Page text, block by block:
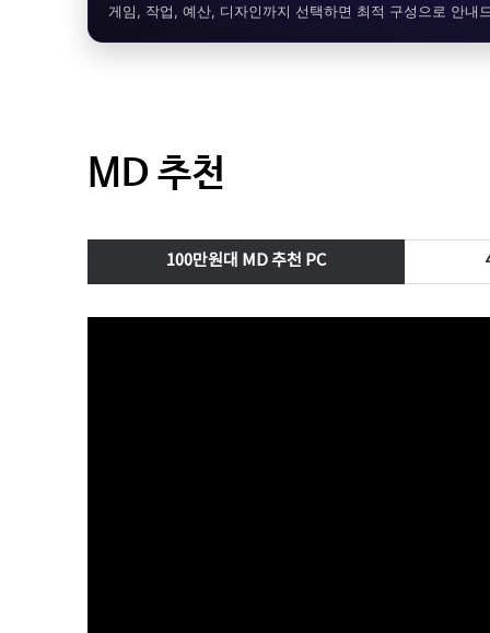
게임, 작업, 예산, 디자인까지 선택하면 최적 구성으로 안내
MD 추천
100만원대 MD 추천 PC